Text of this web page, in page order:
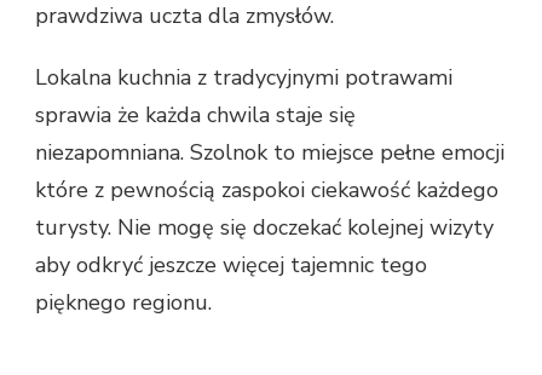
prawdziwa uczta dla zmysłów.
Lokalna kuchnia z tradycyjnymi potrawami
sprawia że każda chwila staje się
niezapomniana. Szolnok to miejsce pełne emocji
które z pewnością zaspokoi ciekawość każdego
turysty. Nie mogę się doczekać kolejnej wizyty
aby odkryć jeszcze więcej tajemnic tego
pięknego regionu.